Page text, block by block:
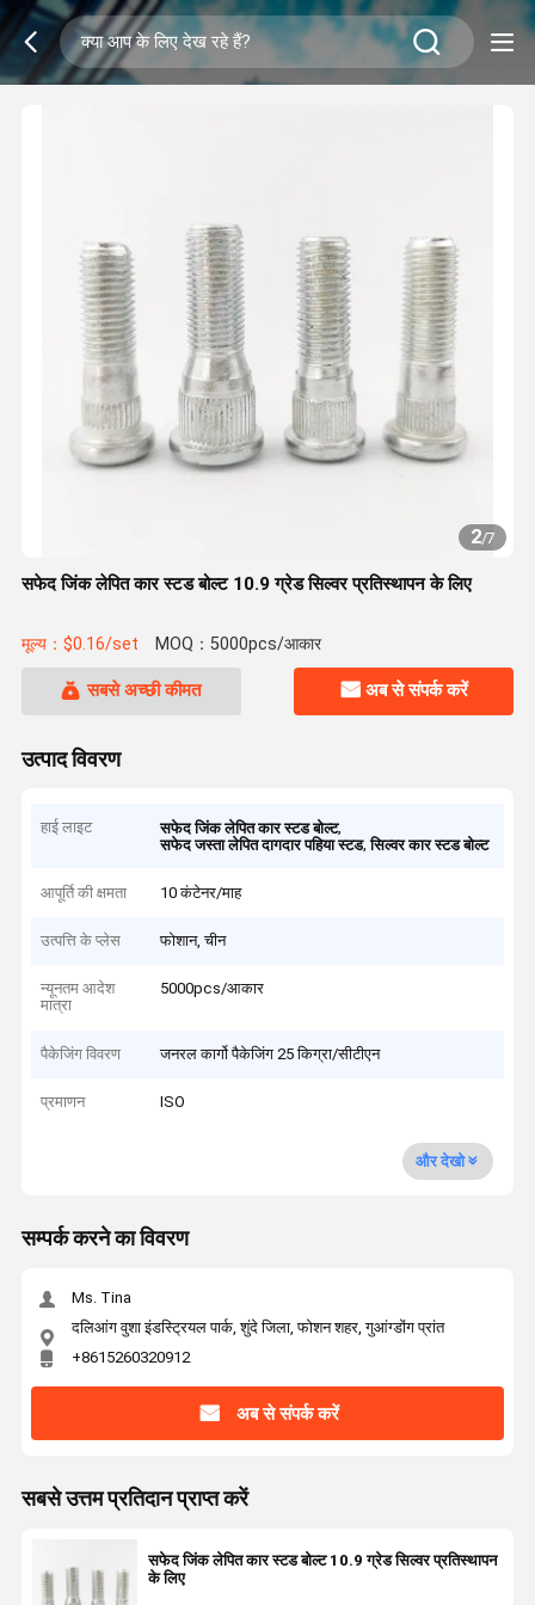
2/7
सफेद जिंक लेपित कार स्टड बोल्ट 10.9 ग्रेड सिल्वर प्रतिस्थापन के लिए
मूल्य：$0.16/set MOQ：5000pcs/आकार
सबसे अच्छी कीमत अब से संपर्क करें
उत्पाद विवरण
हाई लाइट सफेद जिंक लेपित कार स्टड बोल्ट,
सफेद जस्ता लेपित दागदार पहिया स्टड,सिल्वर कार स्टड बोल्ट
आपूर्ति की क्षमता 10 कंटेनर/माह
उत्पत्ति के प्लेस फोशान, चीन
न्यूनतम आदेश
मात्रा
5000pcs/आकार
पैकेजिंग विवरण जनरल कार्गो पैकेजिंग 25 किग्रा/सीटीएन
प्रमाणन ISO
और देखो
सम्पर्क करने का विवरण
Ms. Tina
दलिआंग वुशा इंडस्ट्रियल पार्क, शुंदे जिला, फोशन शहर, गुआंग्डोंग प्रांत
+8615260320912
अब से संपर्क करें
सबसे उत्तम प्रतिदान प्राप्त करें
सफेद जिंक लेपित कार स्टड बोल्ट 10.9 ग्रेड सिल्वर प्रतिस्थापन
के लिए